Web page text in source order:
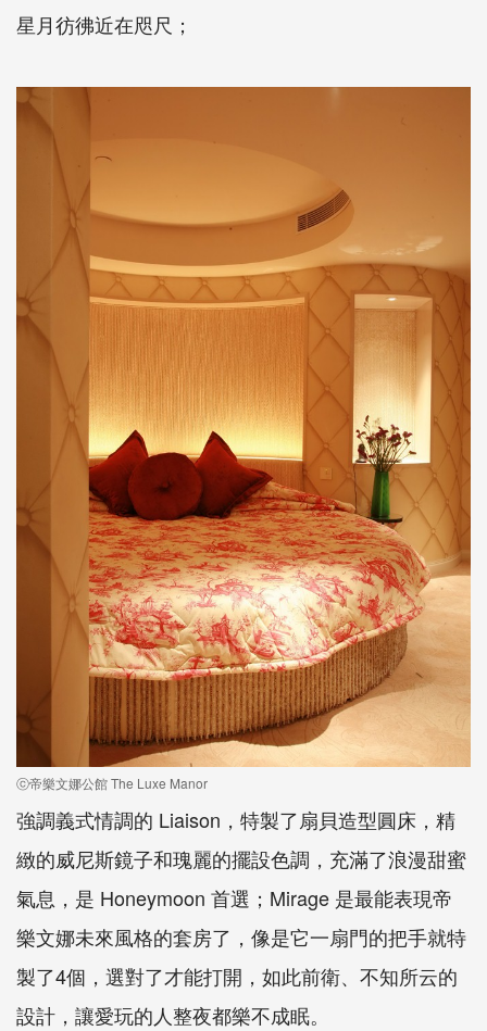
星月彷彿近在咫尺；
ⓒ帝樂文娜公館 The Luxe Manor
強調義式情調的 Liaison，特製了扇貝造型圓床，精
緻的威尼斯鏡子和瑰麗的擺設色調，充滿了浪漫甜蜜
氣息，是 Honeymoon 首選；Mirage 是最能表現帝
樂文娜未來風格的套房了，像是它一扇門的把手就特
製了4個，選對了才能打開，如此前衛、不知所云的
設計，讓愛玩的人整夜都樂不成眠。